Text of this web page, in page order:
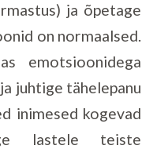
ja õpetage
on normaalsed.
emotsioonidega
juhtige tähelepanu
inimesed kogevad
lastele teiste